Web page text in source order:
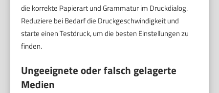
die korrekte Papierart und Grammatur im Druckdialog.
Reduziere bei Bedarf die Druckgeschwindigkeit und
starte einen Testdruck, um die besten Einstellungen zu
finden.
Ungeeignete oder falsch gelagerte
Medien